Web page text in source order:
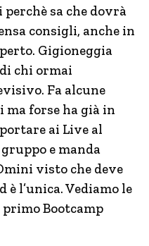
sa che dovrà
consigli, anche in
Gigioneggia
chi ormai
Fa alcune
ma forse ha già in
ai Live al
e manda
visto che deve
è l’unica. Vediamo le
primo Bootcamp